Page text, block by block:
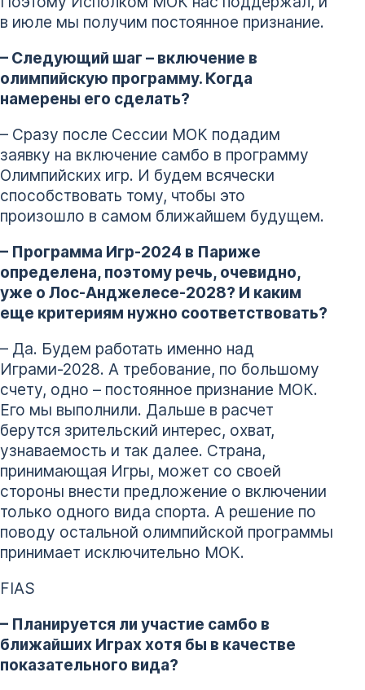
в июле мы получим постоянное признание.
– Следующий шаг – включение в
олимпийскую программу. Когда
намерены его сделать?
– Сразу после Сессии МОК подадим
заявку на включение самбо в программу
Олимпийских игр. И будем всячески
способствовать тому, чтобы это
произошло в самом ближайшем будущем.
– Программа Игр-2024 в Париже
определена, поэтому речь, очевидно,
уже о Лос-Анджелесе-2028? И каким
еще критериям нужно соответствовать?
– Да. Будем работать именно над
Играми-2028. А требование, по большому
счету, одно – постоянное признание МОК.
Его мы выполнили. Дальше в расчет
берутся зрительский интерес, охват,
узнаваемость и так далее. Страна,
принимающая Игры, может со своей
стороны внести предложение о включении
только одного вида спорта. А решение по
поводу остальной олимпийской программы
принимает исключительно МОК.
FIAS
– Планируется ли участие самбо в
ближайших Играх хотя бы в качестве
показательного вида?